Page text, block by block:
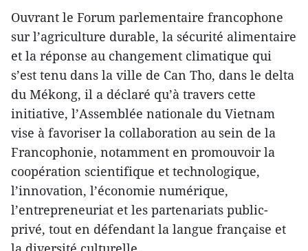
Ouvrant le Forum parlementaire francophone
sur l’agriculture durable, la sécurité alimentaire
et la réponse au changement climatique qui
s’est tenu dans la ville de Can Tho, dans le delta
du Mékong, il a déclaré qu’à travers cette
initiative, l’Assemblée nationale du Vietnam
vise à favoriser la collaboration au sein de la
Francophonie, notamment en promouvoir la
coopération scientifique et technologique,
l’innovation, l’économie numérique,
l’entrepreneuriat et les partenariats public-
privé, tout en défendant la langue française et